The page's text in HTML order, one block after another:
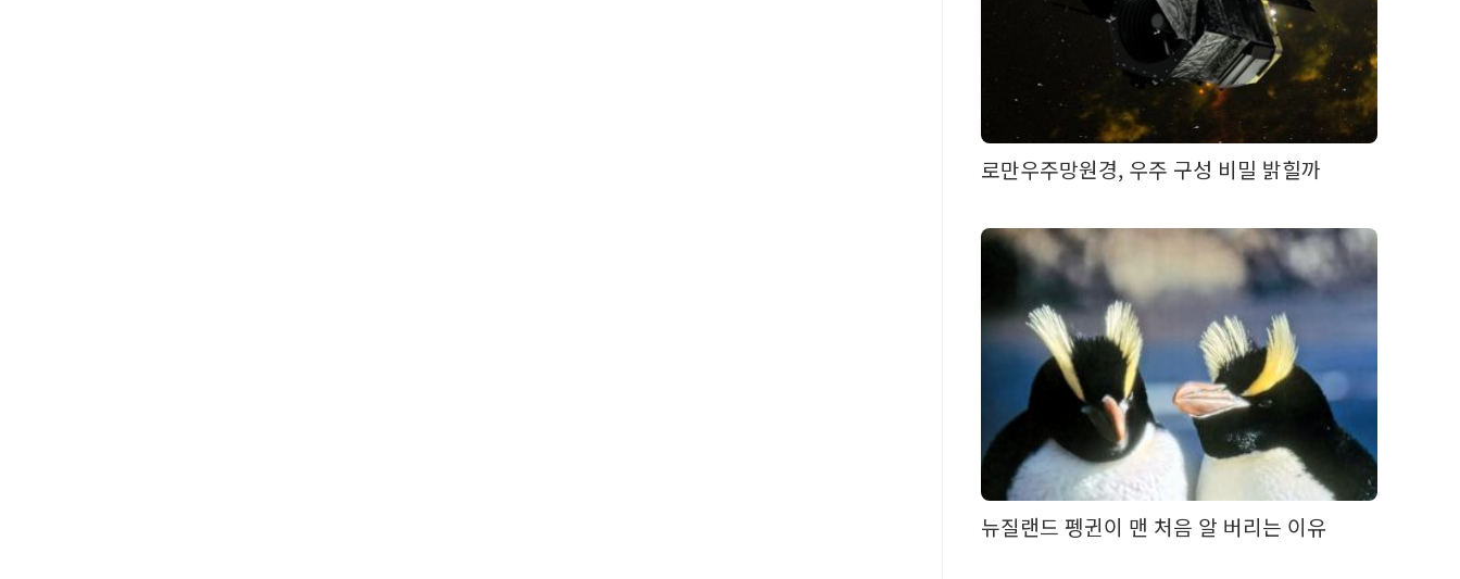
로만우주망원경, 우주 구성 비밀 밝힐까
뉴질랜드 펭귄이 맨 처음 알 버리는 이유